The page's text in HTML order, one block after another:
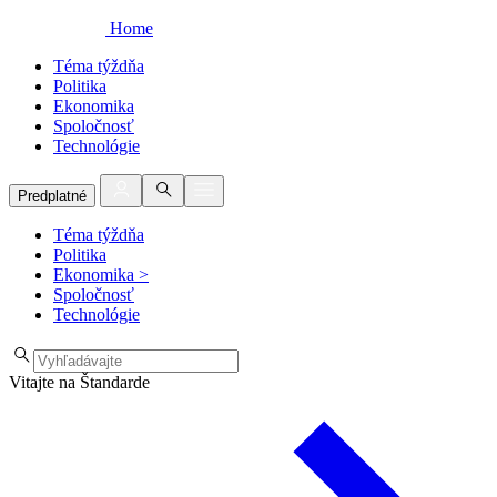
Home
Téma týždňa
Politika
Ekonomika
Spoločnosť
Technológie
Predplatné
Téma týždňa
Politika
Ekonomika >
Spoločnosť
Technológie
Vitajte na Štandarde